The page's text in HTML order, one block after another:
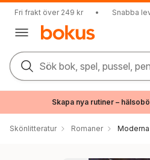
Fri frakt över 249 kr • Snabba
Sök bok, spel, pussel,
Skapa nya rutiner –
Skönlitteratur Romaner